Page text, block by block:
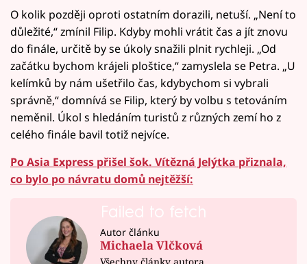
O kolik později oproti ostatním dorazili, netuší. „Není to
důležité,“ zmínil Filip. Kdyby mohli vrátit čas a jít znovu
do finále, určitě by se úkoly snažili plnit rychleji. „Od
začátku bychom krájeli ploštice,“ zamyslela se Petra. „U
kelímků by nám ušetřilo čas, kdybychom si vybrali
správně,“ domnívá se Filip, který by volbu s tetováním
neměnil. Úkol s hledáním turistů z různých zemí ho z
celého finále bavil totiž nejvíce.
Po Asia Express přišel šok. Vítězná Jelýtka přiznala,
co bylo po návratu domů nejtěžší:
Failed to fetch
Autor článku
Michaela Vlčková